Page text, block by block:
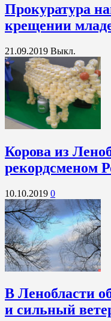
Прокуратура
крещении
21.09.2019 Выкл.
Корова из
рекордсменом
10.10.2019 0
В Ленобласти
и сильный